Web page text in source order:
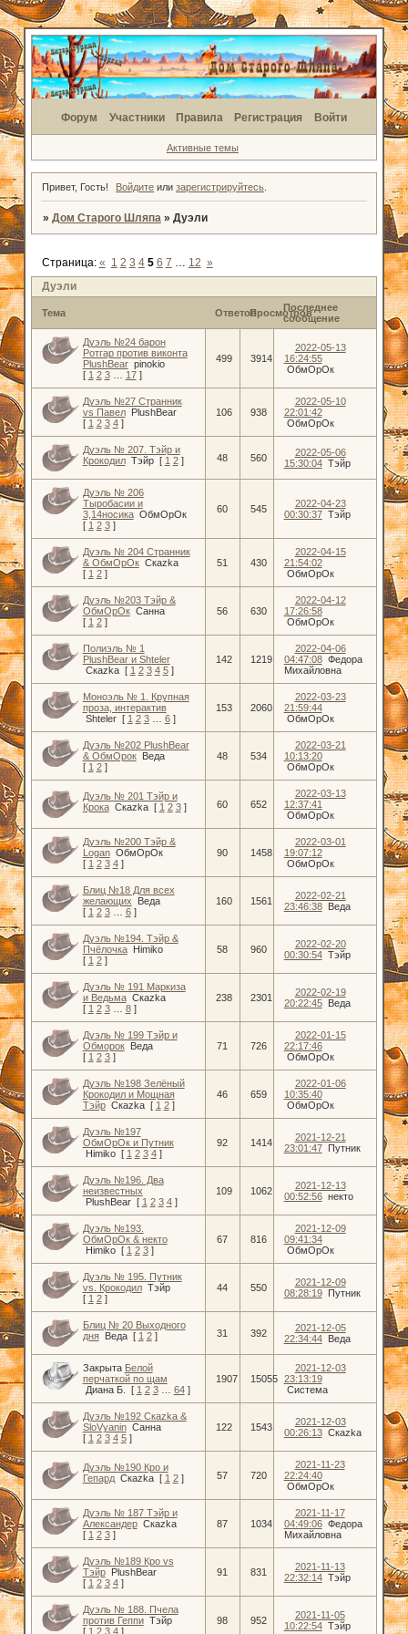
Форум Участники Правила Регистрация Войти
Активные темы
Привет, Гость! Войдите илизарегистрируйтесь
» Дом Старого Шляпа » Дуэли
Дуэли
Страница: « 1 2 3 4 5 6 7 … 12 »
Тема ОтветовПросмотровПоследнее
сообщение
Дуэль №24 барон
Ротгар против виконта
PlushBear pinokio
[ 1 2 3 17 ]
499 3914
2022-05-13
16:24:55
ОбмОрОк
Дуэль №27 Странник
vs Павел
PlushBear
[ 1 2 3 4 ]
106 938
2022-05-10
22:01:42
ОбмОрОк
Дуэль № 207. Тэйр и
Крокодил Тэйр [ 1 2 ] 48 560
2022-05-06
15:30:04 Тэйр
Дуэль № 206
Тыробасии и
3,14носика ОбмОрОк
[ 1 2 3 ]
60 545
2022-04-23
00:30:37 Тэйр
Дуэль № 204 Странник
& ОбмОрОк Скаzka
[ 1 2 ]
51 430
2022-04-15
21:54:02
ОбмОрОк
Дуэль №203 Тэйр &
ОбмОрОк Санна
[ 1 2 ]
56 630
2022-04-12
17:26:58
ОбмОрОк
Полиэль № 1
PlushBear и Shteler
Скаzka [ 1 2 3 4 5 ]
142 1219
2022-04-06
04:47:08 Федора
Михайловна
Моноэль № 1. Крупная
проза, интерактив
Shteler [ 1 2 3 6 ]
153 2060
2022-03-23
21:59:44
ОбмОрОк
Дуэль №202 PlushBear
& ОбмОрок
Веда
[ 1 2 ]
48 534
2022-03-21
10:13:20
ОбмОрОк
Дуэль № 201 Тэйр и
Крока Скаzka [ 1 2 3 ] 60 652
2022-03-13
12:37:41
ОбмОрОк
Дуэль №200 Тэйр &
Logan ОбмОрОк
[ 1 2 3 4 ]
90 1458
2022-03-01
19:07:12
ОбмОрОк
Блиц №18 Для всех
желающих
Веда
[ 1 2 3 6 ]
160 1561
2022-02-21
23:46:38
Веда
Дуэль №194. Тэйр &
Пчёлочка
Himiko
[ 1 2 ]
58 960
2022-02-20
00:30:54 Тэйр
Дуэль № 191 Маркиза
и Ведьма Скаzka
[ 1 2 3 8 ]
238 2301
2022-02-19
20:22:45
Веда
Дуэль № 199 Тэйр и
Обморок
Веда
[ 1 2 3 ]
71 726
2022-01-15
22:17:46
ОбмОрОк
Дуэль №198 Зелёный
Крокодил и Мощная
Тэйр Скаzka [ 1 2 ]
46 659
2022-01-06
10:35:40
ОбмОрОк
Дуэль №197
ОбмОрОк и Путник
Himiko [ 1 2 3 4 ]
92 1414
2021-12-21
23:01:47
Путник
Дуэль №196. Два
неизвестных
PlushBear [ 1 2 3 4 ]
109 1062
2021-12-13
00:52:56 некто
Дуэль №193.
ОбмОрОк & некто
Himiko [ 1 2 3 ]
67 816
2021-12-09
09:41:34
ОбмОрОк
Дуэль № 195. Путник
vs. Крокодил Тэйр
[ 1 2 ]
44 550
2021-12-09
08:28:19
Путник
Блиц № 20 Выходного
дня
Веда [ 1 2 ] 31 392
2021-12-05
22:34:44
Веда
Закрыта Белой
перчаткой по щам
Диана Б.
[ 1 2 3 64 ]
1907 15055
2021-12-03
23:13:19
Система
Дуэль №192 Скаzka &
SloVyanin Санна
[ 1 2 3 4 5 ]
122 1543
2021-12-03
00:26:13 Скаzka
Дуэль №190 Кро и
Гепард Скаzka [ 1 2 ] 57 720
2021-11-23
22:24:40
ОбмОрОк
Дуэль № 187 Тэйр и
Александер Скаzka
[ 1 2 3 ]
87 1034
2021-11-17
04:49:06 Федора
Михайловна
Дуэль №189 Кро vs
Тэйр
PlushBear
[ 1 2 3 4 ]
91 831
2021-11-13
22:32:14 Тэйр
Дуэль № 188. Пчела
против Геппи Тэйр
[ 1 2 3 4 ]
98 952
2021-11-05
10:22:54 Тэйр